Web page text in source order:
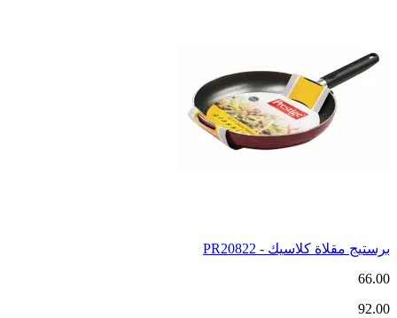
برستيج مقلاة كلاسيك - PR20822
66.00
92.00